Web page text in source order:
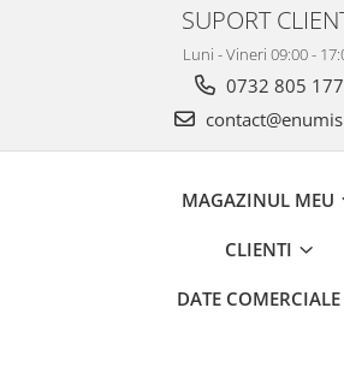
SUPORT
Luni - Vineri 09:00 -
0732 805 177
MAGAZINUL MEU
CLIENTI
DATE COMERCIALE